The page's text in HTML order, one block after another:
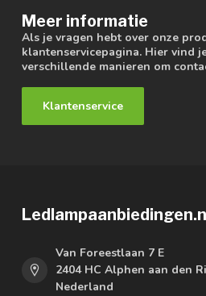
Meer informatie
Als je vragen hebt over onze
klantenservicepagina. Hier vind
verschillende manieren om
Klantenservice
Van Foreestlaan 7 E
2404 HC Alphen aan den
Nederland